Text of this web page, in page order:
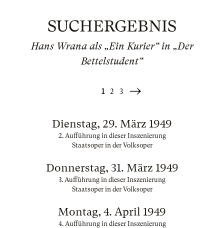
SUCHERGEBNIS
Hans Wrana als „Ein Kurier“ in „Der
Bettelstudent“
1 2 3
Weiter
Dienstag, 29. März 1949
2. Aufführung in dieser Inszenierung
Staatsoper in der Volksoper
Donnerstag, 31. März 1949
3. Aufführung in dieser Inszenierung
Staatsoper in der Volksoper
Montag, 4. April 1949
4. Aufführung in dieser Inszenierung